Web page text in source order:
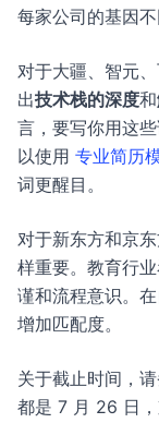
每家公司的基因
对于大疆、智元
出技术栈的深度和
言，要写你用这
以使用 专业简历
词更醒目。
对于新东方和京
样重要。教育行
谨和流程意识。
增加匹配度。
关于截止时间，
都是 7 月 26 日